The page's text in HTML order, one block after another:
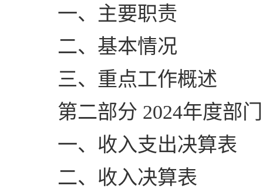
一、主要职责
二、基本情况
三、重点工作概述
第二部分 2024年度部
一、收入支出决算表
二、收入决算表